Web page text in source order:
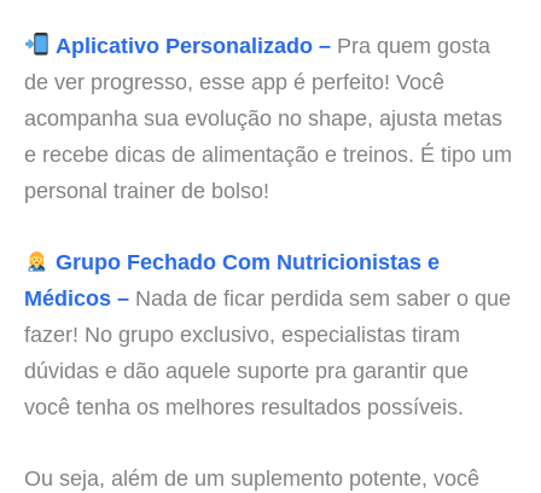
Aplicativo Personalizado –Pra quem gosta
de ver progresso, esse app é perfeito! Você
acompanha sua evolução no shape, ajusta metas
e recebe dicas de alimentação e treinos. É tipo um
personal trainer de bolso!
Grupo Fechado Com Nutricionistas e
Médicos – Nada de ficar perdida sem saber o que
fazer! No grupo exclusivo, especialistas tiram
dúvidas e dão aquele suporte pra garantir que
você tenha os melhores resultados possíveis.
Ou seja, além de um suplemento potente, você